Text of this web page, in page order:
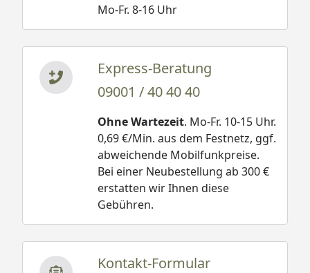
Mo-Fr. 8-16 Uhr
Express-Beratung
09001 / 40 40 40
Ohne Wartezeit. Mo-Fr. 10-15 Uhr.
0,69 €/Min. aus dem Festnetz, ggf.
abweichende Mobilfunkpreise.
Bei einer Neubestellung ab 300 €
erstatten wir Ihnen diese
Gebühren.
Kontakt-Formular